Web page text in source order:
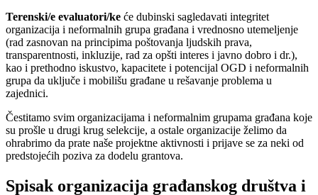
Terenski/e evaluatori/ke će dubinski sagledavati integritet
organizacija i neformalnih grupa građana i vrednosno utemeljenje
(rad zasnovan na principima poštovanja ljudskih prava,
transparentnosti, inkluzije, rad za opšti interes i javno dobro i dr.),
kao i prethodno iskustvo, kapacitete i potencijal OGD i neformalnih
grupa da uključe i mobilišu građane u rešavanje problema u
zajednici.
Čestitamo svim organizacijama i neformalnim grupama građana koje
su prošle u drugi krug selekcije, a ostale organizacije želimo da
ohrabrimo da prate naše projektne aktivnosti i prijave se za neki od
predstojećih poziva za dodelu grantova.
Spisak organizacija građanskog društva i